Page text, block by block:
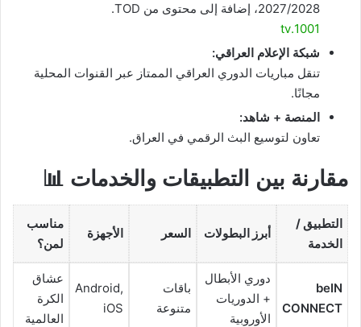
2027/2028، إضافة إلى محتوى من TOD.
1001.tv
شبكة الإعلام العراقي:
تنقل مباريات الدوري العراقي الممتاز عبر القنوات المحلية
مجانًا.
المنصة + شاهد:
تعاون لتوسيع البث الرقمي في العراق.
مقارنة بين التطبيقات والخدمات 📊
التطبيق /
الخدمة
أبرز البطولات السعر الأجهزة
مناسب
لمن؟
beIN
CONNECT
دوري الأبطال
+ الدوريات
الأوروبية
باقات
متنوعة
Android,
iOS
عشاق
الكرة
العالمية